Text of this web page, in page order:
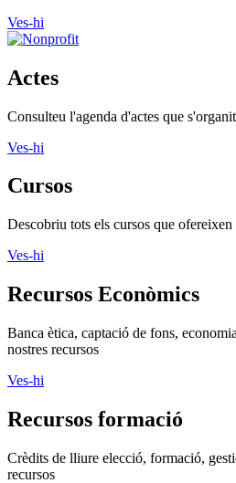
Ves-hi
Actes
Consulteu l'agenda d'actes que
Ves-hi
Cursos
Descobriu tots els cursos que ofereixen
Ves-hi
Recursos Econòmics
Banca ètica, captació de fons,
nostres recursos
Ves-hi
Recursos formació
Crèdits de lliure elecció, formació,
recursos